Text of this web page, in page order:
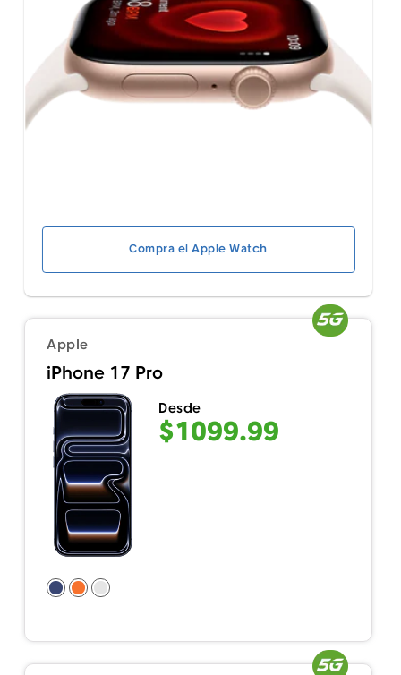
Compra el Apple Watch
Apple
iPhone 17 Pro
Desde
$1099.99